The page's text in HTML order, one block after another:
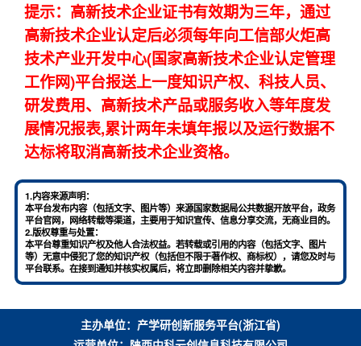
提示：高新技术企业证书有效期为三年，通过
高新技术企业认定后必须每年向工信部火炬高
技术产业开发中心(国家高新技术企业认定管理
工作网)平台报送上一度知识产权、科技人员、
研发费用、高新技术产品或服务收入等年度发
展情况报表,累计两年未填年报以及运行数据不
达标将取消高新技术企业资格。
1.内容来源声明：
本平台发布内容（包括文字、图片等）来源国家数据局公共数据开放平台，政务
平台官网，网络转载等渠道，主要用于知识宣传、信息分享交流，无商业目的。
2.版权尊重与处置：
本平台尊重知识产权及他人合法权益。若转载或引用的内容（包括文字、图片
等）无意中侵犯了您的知识产权（包括但不限于著作权、商标权），请您及时与
平台联系。在接到通知并核实权属后，将立即删除相关内容并挚歉。
主办单位：产学研创新服务平台(浙江省)